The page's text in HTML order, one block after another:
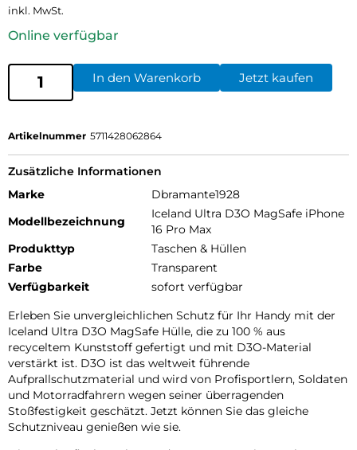
inkl. MwSt.
Online verfügbar
In den Warenkorb Jetzt kaufen
Artikelnummer 5711428062864
Zusätzliche Informationen
Marke
Dbramante1928
Modellbezeichnung
Iceland Ultra D3O MagSafe iPhone
16 Pro Max
Produkttyp
Taschen & Hüllen
Farbe
Transparent
Verfügbarkeit
sofort verfügbar
Erleben Sie unvergleichlichen Schutz für Ihr Handy mit der
Iceland Ultra D3O MagSafe Hülle, die zu 100 % aus
recyceltem Kunststoff gefertigt und mit D3O-Material
verstärkt ist. D3O ist das weltweit führende
Aufprallschutzmaterial und wird von Profisportlern, Soldaten
und Motorradfahrern wegen seiner überragenden
Stoßfestigkeit geschätzt. Jetzt können Sie das gleiche
Schutzniveau genießen wie sie.